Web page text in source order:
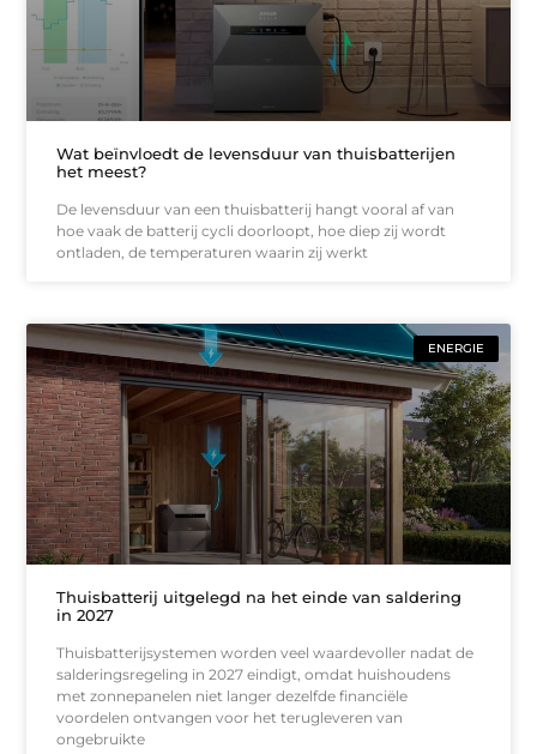
Wat beïnvloedt de levensduur van thuisbatterijen
het meest?
De levensduur van een thuisbatterij hangt vooral af van
hoe vaak de batterij cycli doorloopt, hoe diep zij wordt
ontladen, de temperaturen waarin zij werkt
ENERGIE
Thuisbatterij uitgelegd na het einde van saldering
in 2027
Thuisbatterijsystemen worden veel waardevoller nadat de
salderingsregeling in 2027 eindigt, omdat huishoudens
met zonnepanelen niet langer dezelfde financiële
voordelen ontvangen voor het terugleveren van
ongebruikte